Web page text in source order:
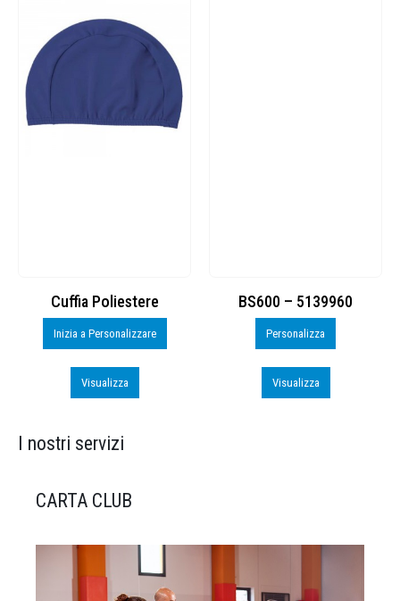
Cuffia Poliestere
Inizia a Personalizzare
Visualizza
BS600 – 5139960
Personalizza
Visualizza
I nostri servizi
CARTA CLUB